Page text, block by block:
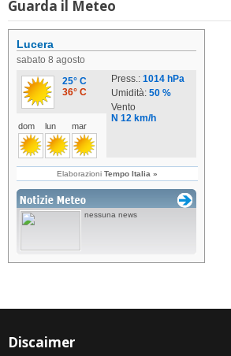
Guarda il Meteo
Discaimer